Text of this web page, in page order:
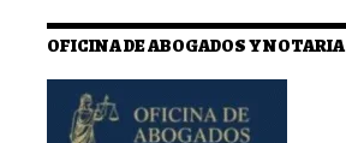
OFICINA DE ABOGADOS Y NOTARIA